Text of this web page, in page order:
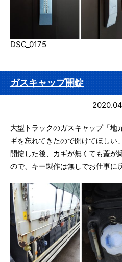
DSC_0175
ガスキャップ開錠
大型トラックのガスキャップ「地
ギを忘れてきたので開けてほしい
開錠した後、カギが無くても蓋が
ので、キー製作は無しでお仕事に